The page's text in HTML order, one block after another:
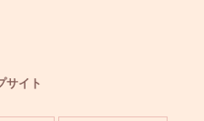
サイト